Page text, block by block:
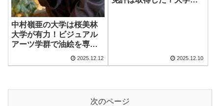
中村嶺亜の大学は桜美林
大学が有力！ビジュアル
アーツ学群で油絵を専攻
した理由とジャニーズ活
動との両立
2025.12.12 2025.12.10
次のページ